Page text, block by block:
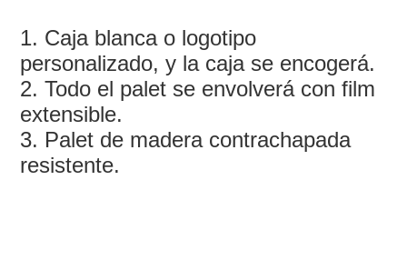
1. Caja blanca o logotipo
personalizado, y la caja se encogerá.
2. Todo el palet se envolverá con film
extensible.
3. Palet de madera contrachapada
resistente.